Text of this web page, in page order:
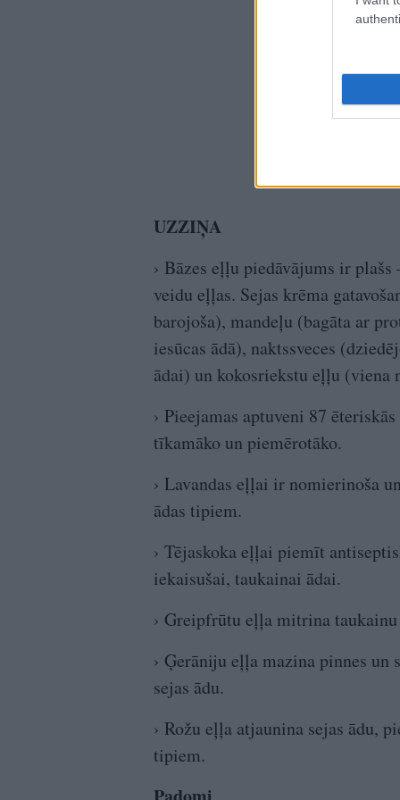
UZZIŅA
› Bāzes eļļu piedāvājums ir
veidu eļļas. Sejas krēma
barojoša), mandeļu (bagāta ar
iesūcas ādā), naktssveces
ādai) un kokosriekstu eļļu (viena
› Pieejamas aptuveni 87
tīkamāko un piemērotāko.
› Lavandas eļļai ir nomierinoša
ādas tipiem.
› Tējaskoka eļļai piemīt
iekaisušai, taukainai ādai.
› Greipfrūtu eļļa mitrina
› Ģerāniju eļļa mazina pinnes
sejas ādu.
› Rožu eļļa atjaunina sejas ādu,
tipiem.